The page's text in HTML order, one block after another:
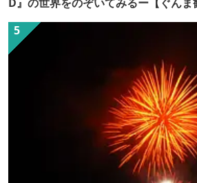
（ぐん記者）】